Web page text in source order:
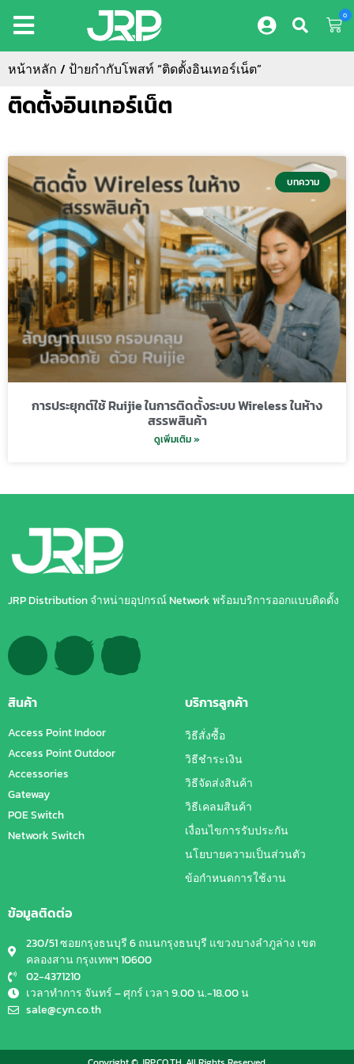
0
หน้าหลัก / ป้ายกำกับโพสท์ “ติดตั้งอินเทอร์เน็ต”
ติดตั้งอินเทอร์เน็ต
บทความ
การประยุกต์ใช้ Ruijie ในการติดตั้งระบบ Wireless ในห้าง
สรรพสินค้า
ดูเพิ่มเติม »
JRP Distribution จำหน่ายอุปกรณ์ Network พร้อมบริการออกแบบติดตั้ง
สินค้า
Access Point Indoor
Access Point Outdoor
Accessories
Gateway
POE Switch
Network Switch
บริการลูกค้า
วิธีสั่งซื้อ
วิธีชำระเงิน
วิธีจัดส่งสินค้า
วิธีเคลมสินค้า
เงื่อนไขการรับประกัน
นโยบายความเป็นส่วนตัว
ข้อกำหนดการใช้งาน
ข้อมูลติดต่อ
230/51 ซอยกรุงธนบุรี 6 ถนนกรุงธนบุรี แขวงบางลำภูล่าง เขต
คลองสาน กรุงเทพฯ 10600
02-4371210
เวลาทำการ จันทร์ – ศุกร์ เวลา 9.00 น.-18.00 น
sale@cyn.co.th